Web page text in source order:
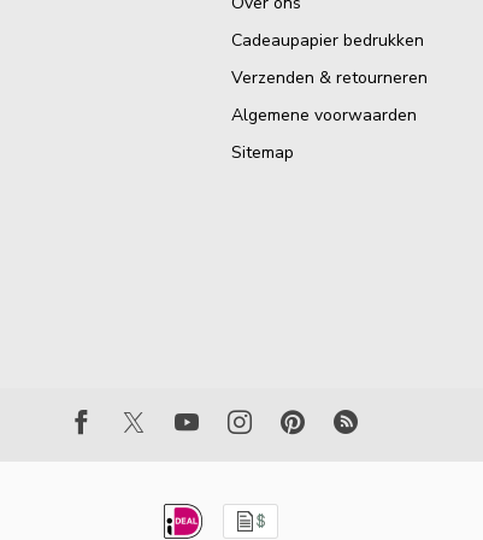
Cadeaupapier bedrukken
Verzenden & retourneren
Algemene voorwaarden
Sitemap